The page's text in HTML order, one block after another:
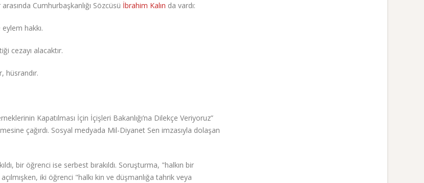
Cumhurbaşkanlığı Sözcüsü İbrahim Kalın da vardı:
eylem hakkı.
cezayı alacaktır.
hüsrandır.
Kapatılması İçin İçişleri Bakanlığı’na Dilekçe Veriyoruz”
çağırdı. Sosyal medyada Mil-Diyanet Sen imzasıyla dolaşan
bir öğrenci ise serbest bırakıldı. Soruşturma, "halkın bir
iki öğrenci "halkı kin ve düşmanlığa tahrik veya